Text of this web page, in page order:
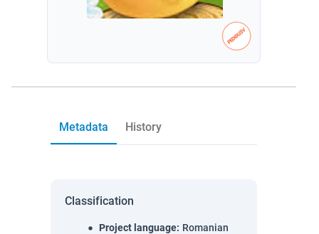
Metadata History
Classification
Project language: Romanian